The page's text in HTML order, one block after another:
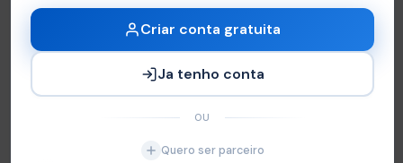
Média
0
Ruim
Criar conta gratuita
Ja tenho conta
OU
Quero ser parceiro